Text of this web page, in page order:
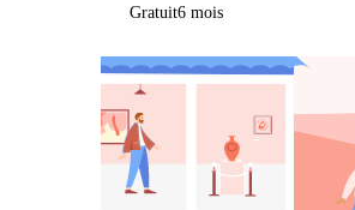
Gratuit6 mois